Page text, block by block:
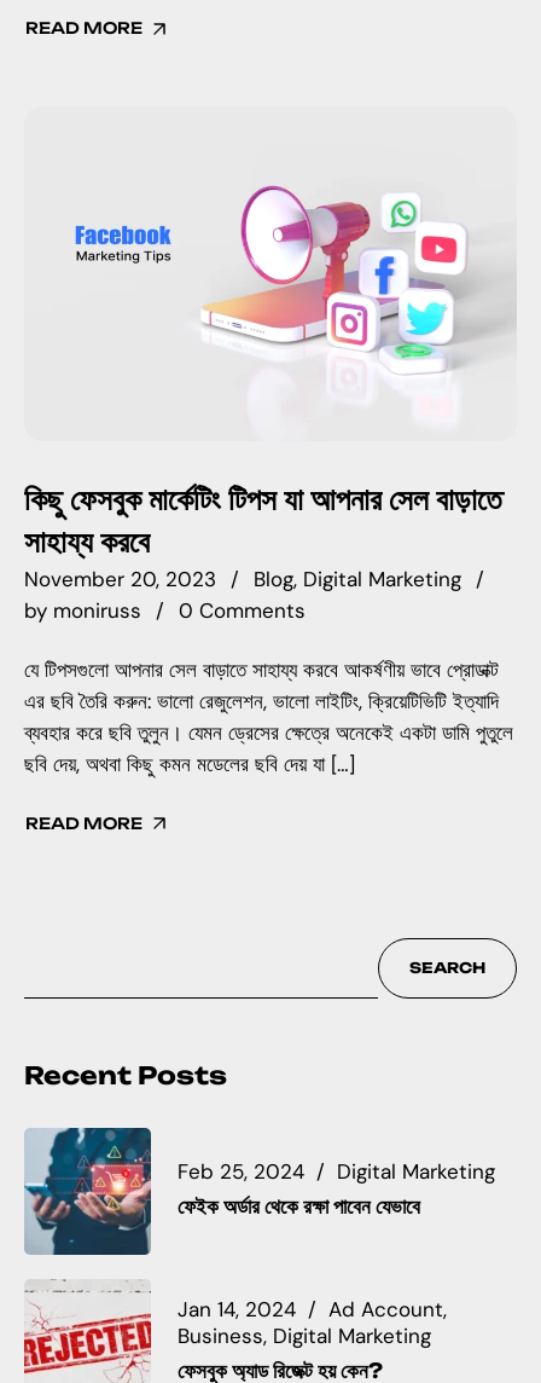
READ MORE
কিছু ফেসবুক মার্কেটিং টিপস যা আপনার সেল বাড়াতে
সাহায্য করবে
November 20, 2023 Blog Digital Marketing
by moniruss 0 Comments
যে টিপসগুলো আপনার সেল বাড়াতে সাহায্য করবে আকর্ষণীয় ভাবে প্রোডাক্ট
এর ছবি তৈরি করুন: ভালো রেজুলেশন, ভালো লাইটিং, ক্রিয়েটিভিটি ইত্যাদি
ব্যবহার করে ছবি তুলুন। যেমন ড্রেসের ক্ষেত্রে অনেকেই একটা ডামি পুতুলে
ছবি দেয়, অথবা কিছু কমন মডেলের ছবি দেয় যা […]
READ MORE
SEARCH
Recent Posts
Feb 25, 2024 Digital Marketing
ফেইক অর্ডার থেকে রক্ষা পাবেন যেভাবে
Jan 14, 2024
Ad Account
Business Digital Marketing
ফেসবুক অ্যাড রিজেক্ট হয় কেন?